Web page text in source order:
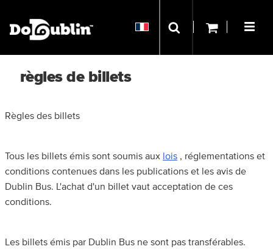
règles de billets
Règles des billets
Tous les billets émis sont soumis aux lois , réglementations et
conditions contenues dans les publications et les avis de
Dublin Bus. L'achat d'un billet vaut acceptation de ces
conditions.
Les billets émis par Dublin Bus ne sont pas transférables.